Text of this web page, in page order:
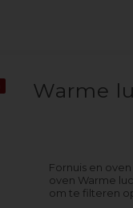
Warme
Fornuis en
oven Warme
om te filteren